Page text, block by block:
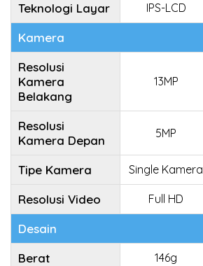
Teknologi Layar IPS-LCD
Kamera
Resolusi
Kamera
Belakang
13MP
Resolusi
Kamera Depan
5MP
Tipe Kamera Single Kamera
Resolusi Video Full HD
Desain
Berat
146g